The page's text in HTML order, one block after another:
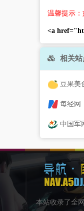
温馨提示：
<a
相关站
豆果美
每经网
中国军
本站收录了全